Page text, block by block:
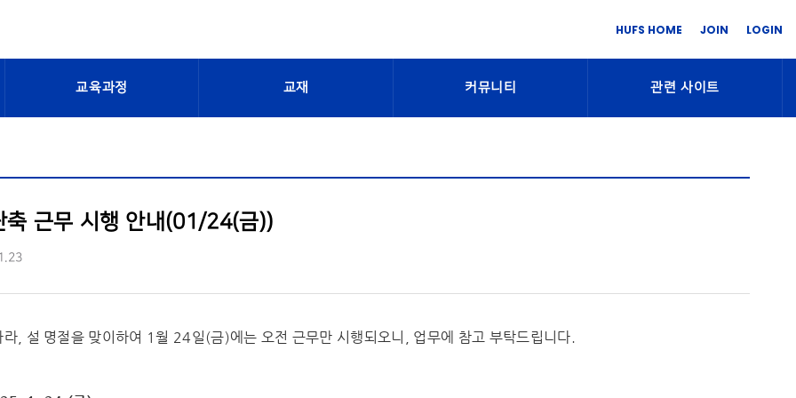
HUFS HOME JOIN LOGIN
교육과정 교재 커뮤니티 관련 사이트
축 근무 시행 안내(01/24(금))
라, 설 명절을 맞이하여 1월 24일(금)에는 오전 근무만 시행되오니, 업무에 참고 부탁드립니다.